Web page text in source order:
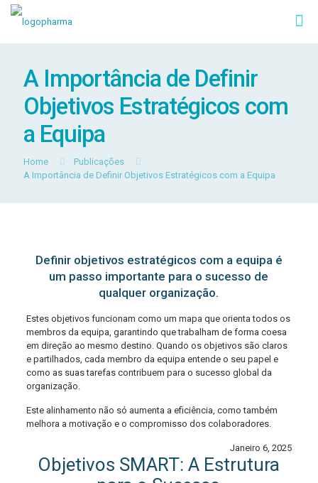
A Importância de Definir
Objetivos Estratégicos com
a Equipa
Home
Publicações
A Importância de Definir Objetivos Estratégicos com a Equipa
Definir objetivos estratégicos com a equipa é
um passo importante para o sucesso de
qualquer organização.
Estes objetivos funcionam como um mapa que orienta todos os
membros da equipa, garantindo que trabalham de forma coesa
em direção ao mesmo destino. Quando os objetivos são claros
e partilhados, cada membro da equipa entende o seu papel e
como as suas tarefas contribuem para o sucesso global da
organização.
Este alinhamento não só aumenta a eficiência, como também
melhora a motivação e o compromisso dos colaboradores.
Janeiro 6, 2025
Objetivos SMART: A Estrutura